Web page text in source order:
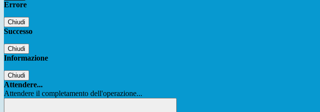
Errore
Chiudi
Successo
Chiudi
Informazione
Chiudi
Attendere...
Attendere il completamento dell'operazione...